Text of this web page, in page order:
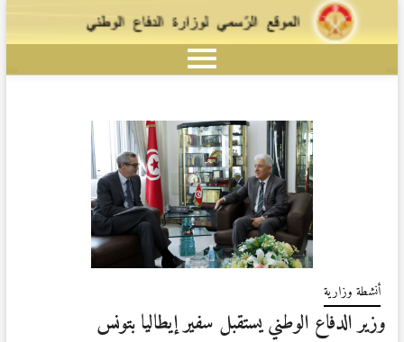
أنشطة وزارية
وزير الدفاع الوطني يستقبل سفير إيطاليا بتونس